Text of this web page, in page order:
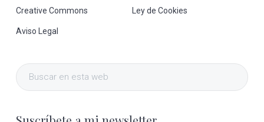
Creative Commons Ley de Cookies
Aviso Legal
Buscar
en